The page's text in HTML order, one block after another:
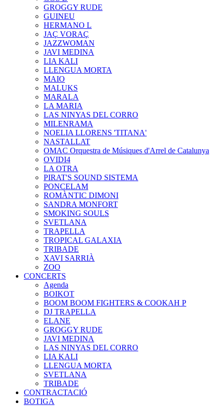
GROGGY RUDE
GUINEU
HERMANO L
JAÇ VORAÇ
JAZZWOMAN
JAVI MEDINA
LIA KALI
LLENGUA MORTA
MAIO
MALUKS
MARALA
LA MARIA
LAS NINYAS DEL CORRO
MILENRAMA
NOELIA LLORENS 'TITANA'
NASTALLAT
OMAC Orquestra de Músiques d'Arrel de Catalunya
OVIDI4
LA OTRA
PIRAT'S SOUND SISTEMA
PONCELAM
ROMÀNTIC DIMONI
SANDRA MONFORT
SMOKING SOULS
SVETLANA
TRAPELLA
TROPICAL GALAXIA
TRIBADE
XAVI SARRIÀ
ZOO
CONCERTS
Agenda
BOIKOT
BOOM BOOM FIGHTERS & COOKAH P
DJ TRAPELLA
ELANE
GROGGY RUDE
JAVI MEDINA
LAS NINYAS DEL CORRO
LIA KALI
LLENGUA MORTA
SVETLANA
TRIBADE
CONTRACTACIÓ
BOTIGA